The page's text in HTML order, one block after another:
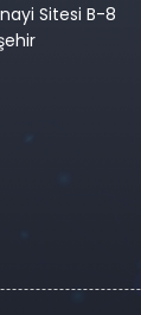
Sitesi B-8